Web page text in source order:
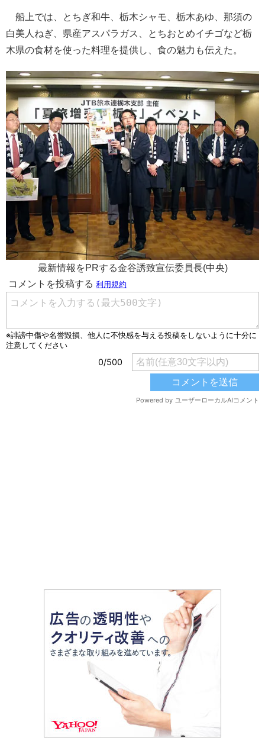
船上では、とちぎ和牛、栃木シャモ、栃木あゆ、那須の
白美人ねぎ、県産アスパラガス、とちおとめイチゴなど栃
木県の食材を使った料理を提供し、食の魅力も伝えた。
最新情報をPRする金谷誘致宣伝委員長(中央)